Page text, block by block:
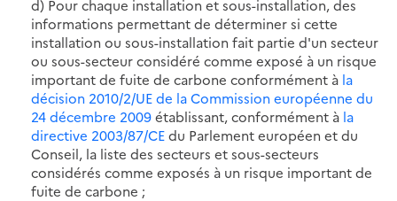
d) Pour chaque installation et sous-installation, des
informations permettant de déterminer si cette
installation ou sous-installation fait partie d'un secteur
ou sous-secteur considéré comme exposé à un risque
important de fuite de carbone conformément à la
décision 2010/2/UE de la Commission européenne du
24 décembre 2009établissant, conformément à la
directive 2003/87/CEdu Parlement européen et du
Conseil, la liste des secteurs et sous-secteurs
considérés comme exposés à un risque important de
fuite de carbone ;